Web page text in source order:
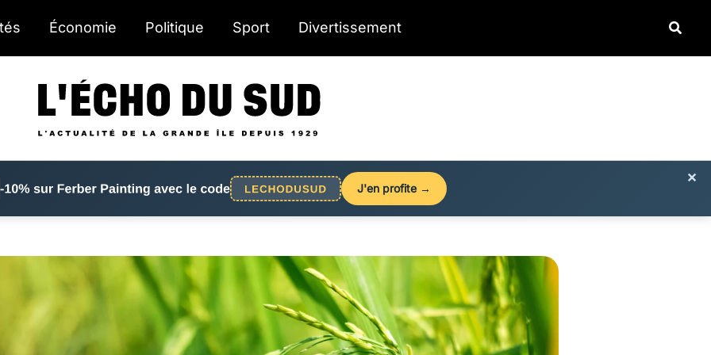
Économie Politique Sport Divertissement
×
J'en profite →